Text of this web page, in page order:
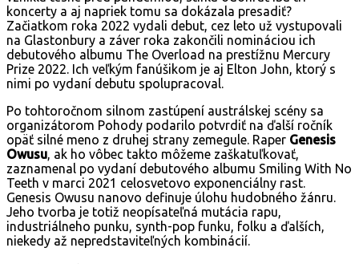
koncerty a aj napriek tomu sa dokázala presadiť?
Začiatkom roka 2022 vydali debut, cez leto už vystupovali
na Glastonbury a záver roka zakončili nomináciou ich
debutového albumu The Overload na prestížnu Mercury
Prize 2022. Ich veľkým fanúšikom je aj Elton John, ktorý s
nimi po vydaní debutu spolupracoval.
Po tohtoročnom silnom zastúpení austrálskej scény sa
organizátorom Pohody podarilo potvrdiť na ďalší ročník
opäť silné meno z druhej strany zemegule. Raper Genesis
Owusu, ak ho vôbec takto môžeme zaškatuľkovať,
zaznamenal po vydaní debutového albumu Smiling With No
Teeth v marci 2021 celosvetovo exponenciálny rast.
Genesis Owusu nanovo definuje úlohu hudobného žánru.
Jeho tvorba je totiž neopísateľná mutácia rapu,
industriálneho punku, synth-pop funku, folku a ďalších,
niekedy až nepredstaviteľných kombinácií.